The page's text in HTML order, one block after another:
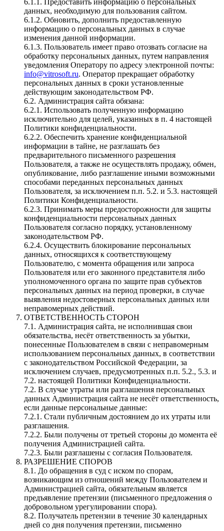
данных, необходимую для пользования сайтом.
6.1.2. Обновить, дополнить предоставленную
информацию о персональных данных в случае
изменения данной информации.
6.1.3. Пользователь имеет право отозвать согласие на
обработку персональных данных, путем направления
уведомления Оператору по адресу электронной почты:
info@vitrosoft.ru. Оператор прекращает обработку
персональных данных в сроки установленные
действующим законодательством РФ.
6.2. Администрация сайта обязана:
6.2.1. Использовать полученную информацию
исключительно для целей, указанных в п. 4 настоящей
Политики конфиденциальности.
6.2.2. Обеспечить хранение конфиденциальной
информации в тайне, не разглашать без
предварительного письменного разрешения
Пользователя, а также не осуществлять продажу, обмен,
опубликование, либо разглашение иными возможными
способами переданных персональных данных
Пользователя, за исключением п.п. 5.2. и 5.3. настоящей
Политики Конфиденциальности.
6.2.3. Принимать меры предосторожности для защиты
конфиденциальности персональных данных
Пользователя согласно порядку, установленному
законодательством РФ.
6.2.4. Осуществить блокирование персональных
данных, относящихся к соответствующему
Пользователю, с момента обращения или запроса
Пользователя или его законного представителя либо
уполномоченного органа по защите прав субъектов
персональных данных на период проверки, в случае
выявления недостоверных персональных данных или
неправомерных действий.
ОТВЕТСТВЕННОСТЬ СТОРОН
7.1. Администрация сайта, не исполнившая свои
обязательства, несёт ответственность за убытки,
понесенные Пользователем в связи с неправомерным
использованием персональных данных, в соответствии
с законодательством Российской Федерации, за
исключением случаев, предусмотренных п.п. 5.2., 5.3. и
7.2. настоящей Политики Конфиденциальности.
7.2. В случае утраты или разглашения персональных
данных Администрация сайта не несёт ответственность,
если данные персональные данные:
7.2.1. Стали публичным достоянием до их утраты или
разглашения.
7.2.2. Были получены от третьей стороны до момента её
получения Администрацией сайта.
7.2.3. Были разглашены с согласия Пользователя.
РАЗРЕШЕНИЕ СПОРОВ
8.1. До обращения в суд с иском по спорам,
возникающим из отношений между Пользователем и
Администрацией сайта, обязательным является
предъявление претензии (письменного предложения о
добровольном урегулировании спора).
8.2. Получатель претензии в течение 30 календарных
дней со дня получения претензии, письменно